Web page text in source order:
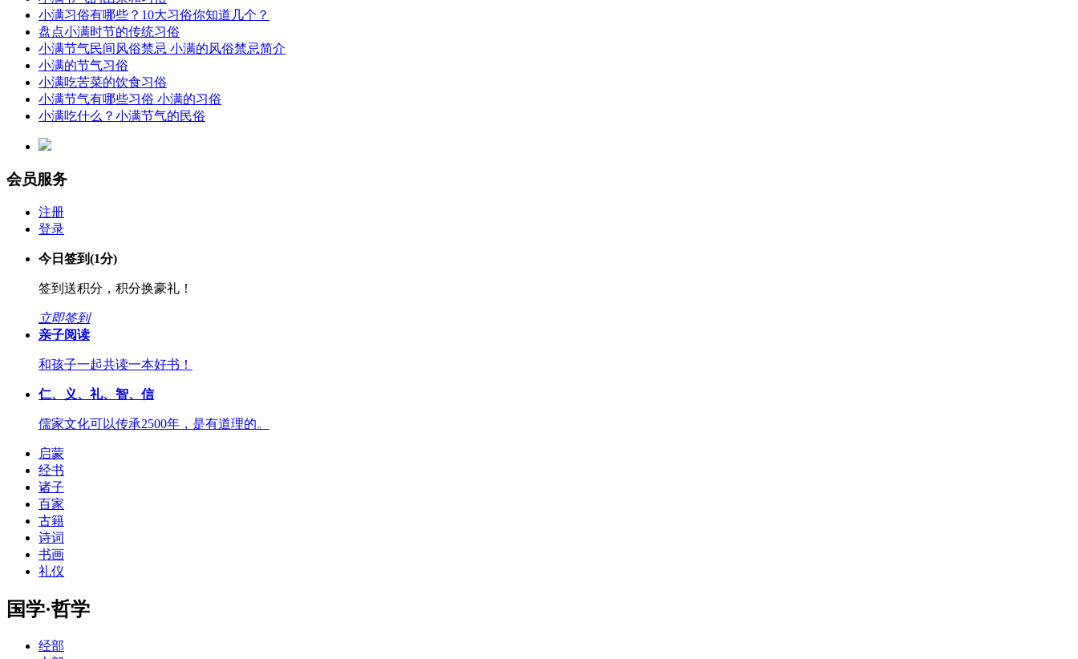
小满习俗有哪些？10大习俗你知道几个？
盘点小满时节的传统习俗
小满节气民间风俗禁忌 小满的风俗禁忌简介
小满的节气习俗
小满吃苦菜的饮食习俗
小满节气有哪些习俗 小满的习俗
小满吃什么？小满节气的民俗
会员服务
注册
登录
今日签到(1分)
签到送积分，积分换豪礼！
立即签到
亲子阅读
和孩子一起共读一本好书！
仁、义、礼、智、信
儒家文化可以传承2500年，是有道理的。
启蒙
经书
诸子
百家
古籍
诗词
书画
礼仪
国学·哲学
经部